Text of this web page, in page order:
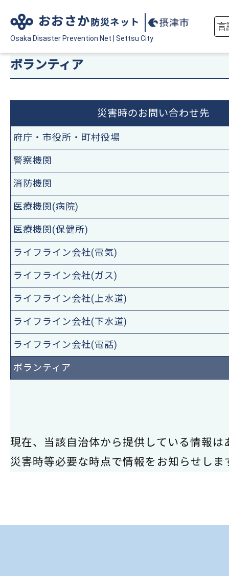
おおさか 防災ネット
Osaka Disaster Prevention Net Settsu City
ボランティア
災害時のお問い合わせ先
府庁・市役所・町村役場
警察機関
消防機関
医療機関(病院)
医療機関(保健所)
ライフライン会社(電気)
ライフライン会社(ガス)
ライフライン会社(上水道)
ライフライン会社(下水道)
ライフライン会社(電話)
ボランティア
現在、当該自治体から提供している情報は
災害時等必要な時点で情報をお知らせしま